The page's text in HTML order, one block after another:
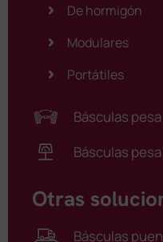
De hormigón
Modulares
Portátiles
Básculas
Básculas
Otras
Básculas